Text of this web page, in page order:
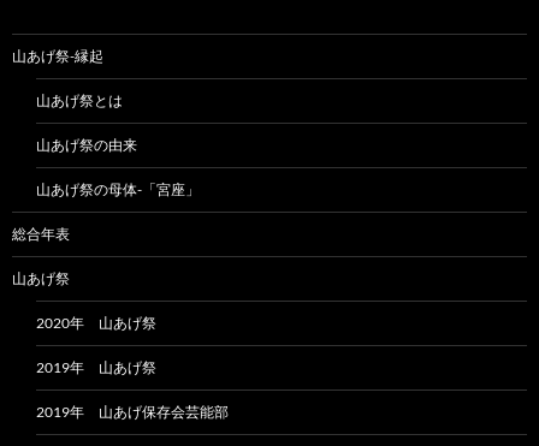
山あげ祭-縁起
山あげ祭とは
山あげ祭の由来
山あげ祭の母体-「宮座」
総合年表
山あげ祭
2020年 山あげ祭
2019年 山あげ祭
2019年 山あげ保存会芸能部